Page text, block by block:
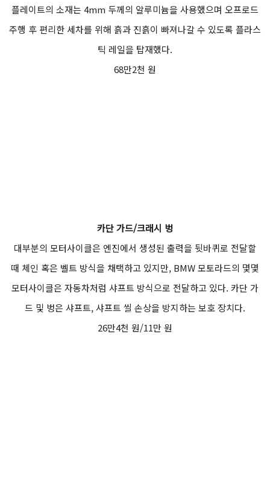
플레이트의 소재는 4mm 두께의 알루미늄을 사용했으며 오프로드
주행 후 편리한 세차를 위해 흙과 진흙이 빠져나갈 수 있도록 플라스
틱 레일을 탑재했다.
68만2천 원
카단 가드/크래시 벙
대부분의 모터사이클은 엔진에서 생성된 출력을 뒷바퀴로 전달할
때 체인 혹은 벨트 방식을 채택하고 있지만, BMW 모토라드의 몇몇
모터사이클은 자동차처럼 샤프트 방식으로 전달하고 있다. 카단 가
드 및 벙은 샤프트, 샤프트 씰 손상을 방지하는 보호 장치다.
26만4천 원/11만 원